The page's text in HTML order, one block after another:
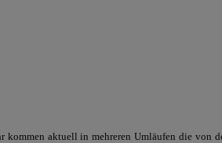
kommen aktuell in mehreren Umläufen die von